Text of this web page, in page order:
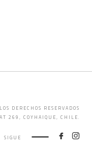
DERECHOS RESERVADOS
269, COYHAIQUE, CHILE.
SIGUE